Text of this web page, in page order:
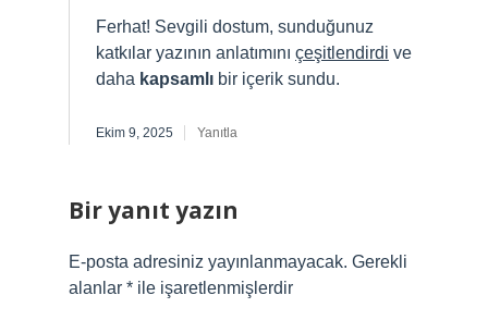
Ferhat! Sevgili dostum, sunduğunuz
katkılar yazının anlatımını çeşitlendirdi ve
daha kapsamlı bir içerik sundu.
Ekim 9, 2025 Yanıtla
Bir yanıt yazın
E-posta adresiniz yayınlanmayacak. Gerekli
alanlar * ile işaretlenmişlerdir